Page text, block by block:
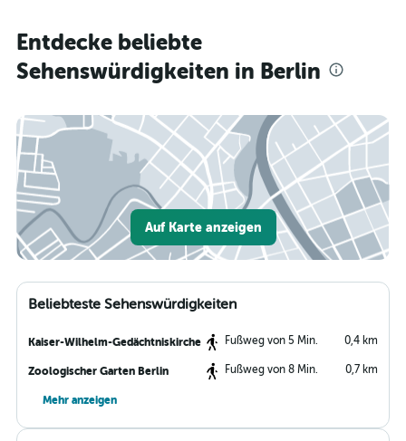
Entdecke beliebte
Sehenswürdigkeiten in Berlin
Auf Karte anzeigen
Beliebteste Sehenswürdigkeiten
Kaiser-Wilhelm-Gedächtniskirche Fußweg von 5 Min. 0,4 km
Zoologischer Garten Berlin Fußweg von 8 Min. 0,7 km
Mehr anzeigen